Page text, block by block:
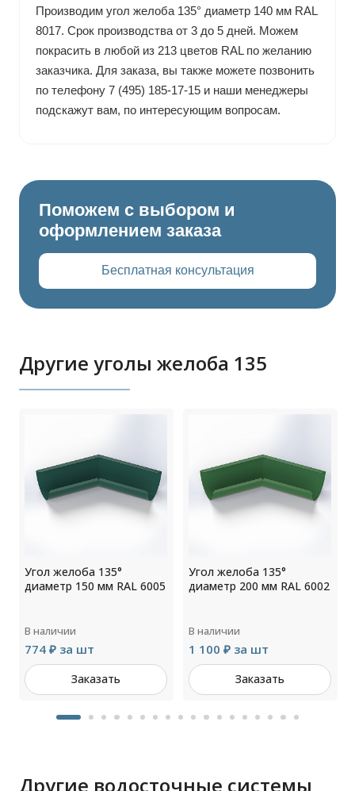
Производим угол желоба 135° диаметр 140 мм RAL
8017. Срок производства от 3 до 5 дней. Можем
покрасить в любой из 213 цветов RAL по желанию
заказчика. Для заказа, вы также можете позвонить
по телефону 7 (495) 185-17-15 и наши менеджеры
подскажут вам, по интересующим вопросам.
Поможем с выбором и
оформлением заказа
Бесплатная консультация
Другие уголы желоба 135
Угол желоба 135°
диаметр 150 мм RAL 6005
В наличии
774 ₽ за шт
Заказать
Угол желоба 135°
диаметр 200 мм RAL 6002
В наличии
1 100 ₽ за шт
Заказать
Другие водосточные системы